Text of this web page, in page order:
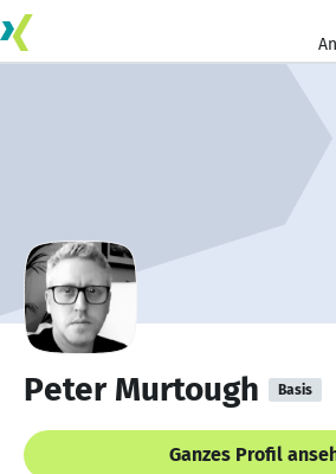
Peter Murtough Basis
Ganzes Profil